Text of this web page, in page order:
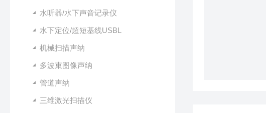
水听器/水下声音记录仪
水下定位/超短基线USBL
机械扫描声纳
多波束图像声纳
管道声纳
三维激光扫描仪